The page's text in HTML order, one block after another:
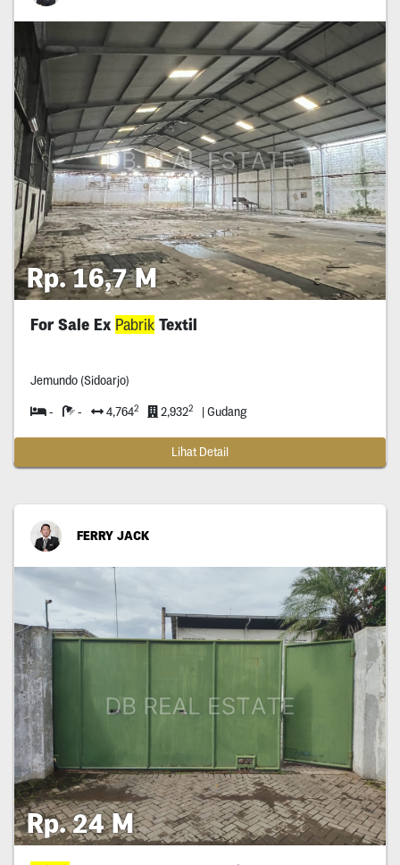
Rp. 16,7 M
For Sale Ex PabrikTextil
Jemundo (Sidoarjo)
- - 4,7642 2,9322 | Gudang
Lihat Detail
FERRY JACK
Rp. 24 M